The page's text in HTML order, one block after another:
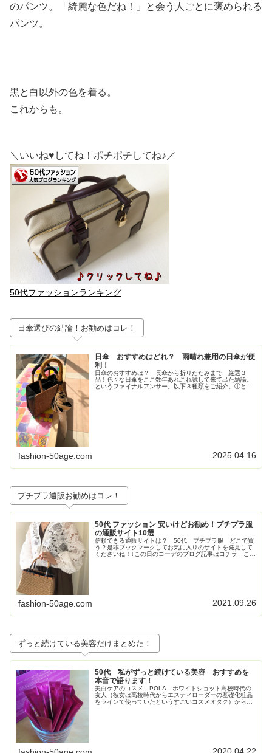
のパンツ。「綺麗な色だね！」と会う人ごとに褒められる
パンツ。
黒と白以外の色を着る。
これからも。
＼いいね♥してね！ポチポチしてね♪／
50代ファッションランキング
日傘選びの結論！お勧めはコレ！
日傘 おすすめはどれ？ 雨晴れ兼用の日傘が便
利！
日傘のおすすめは？ 長傘から折りたたみまで 厳選３
品！色々な日傘をここ数年あれこれ試して来て出た結論。
というファイナルアンサー。以下３種類をご紹介。①とに
fashion-50age.com 2025.04.16
プチプラ通販お勧めはコレ！
50代 ファッション 安いけどお勧め！プチプラ服
の通販サイト10選
信頼できる通販サイトは？ 50代 プチプラ服 どこで買
う？是非ブックマークしてお気に入りのサイトを発見して
くださいね！↓この日のコーデのブログ記事はコチラ↓↓この
fashion-50age.com 2021.09.26
ずっと続けている美容だけまとめた！
50代 私がずっと続けている美容 おすすめを
本音で語ります！
美白ケアのコスメ POLA ホワイトショット高校時代の
友人（彼女は高校時代からエスティローダーの基礎化粧品
をラインで使っていたというすごいコスメオタク）からす
2020.04.22